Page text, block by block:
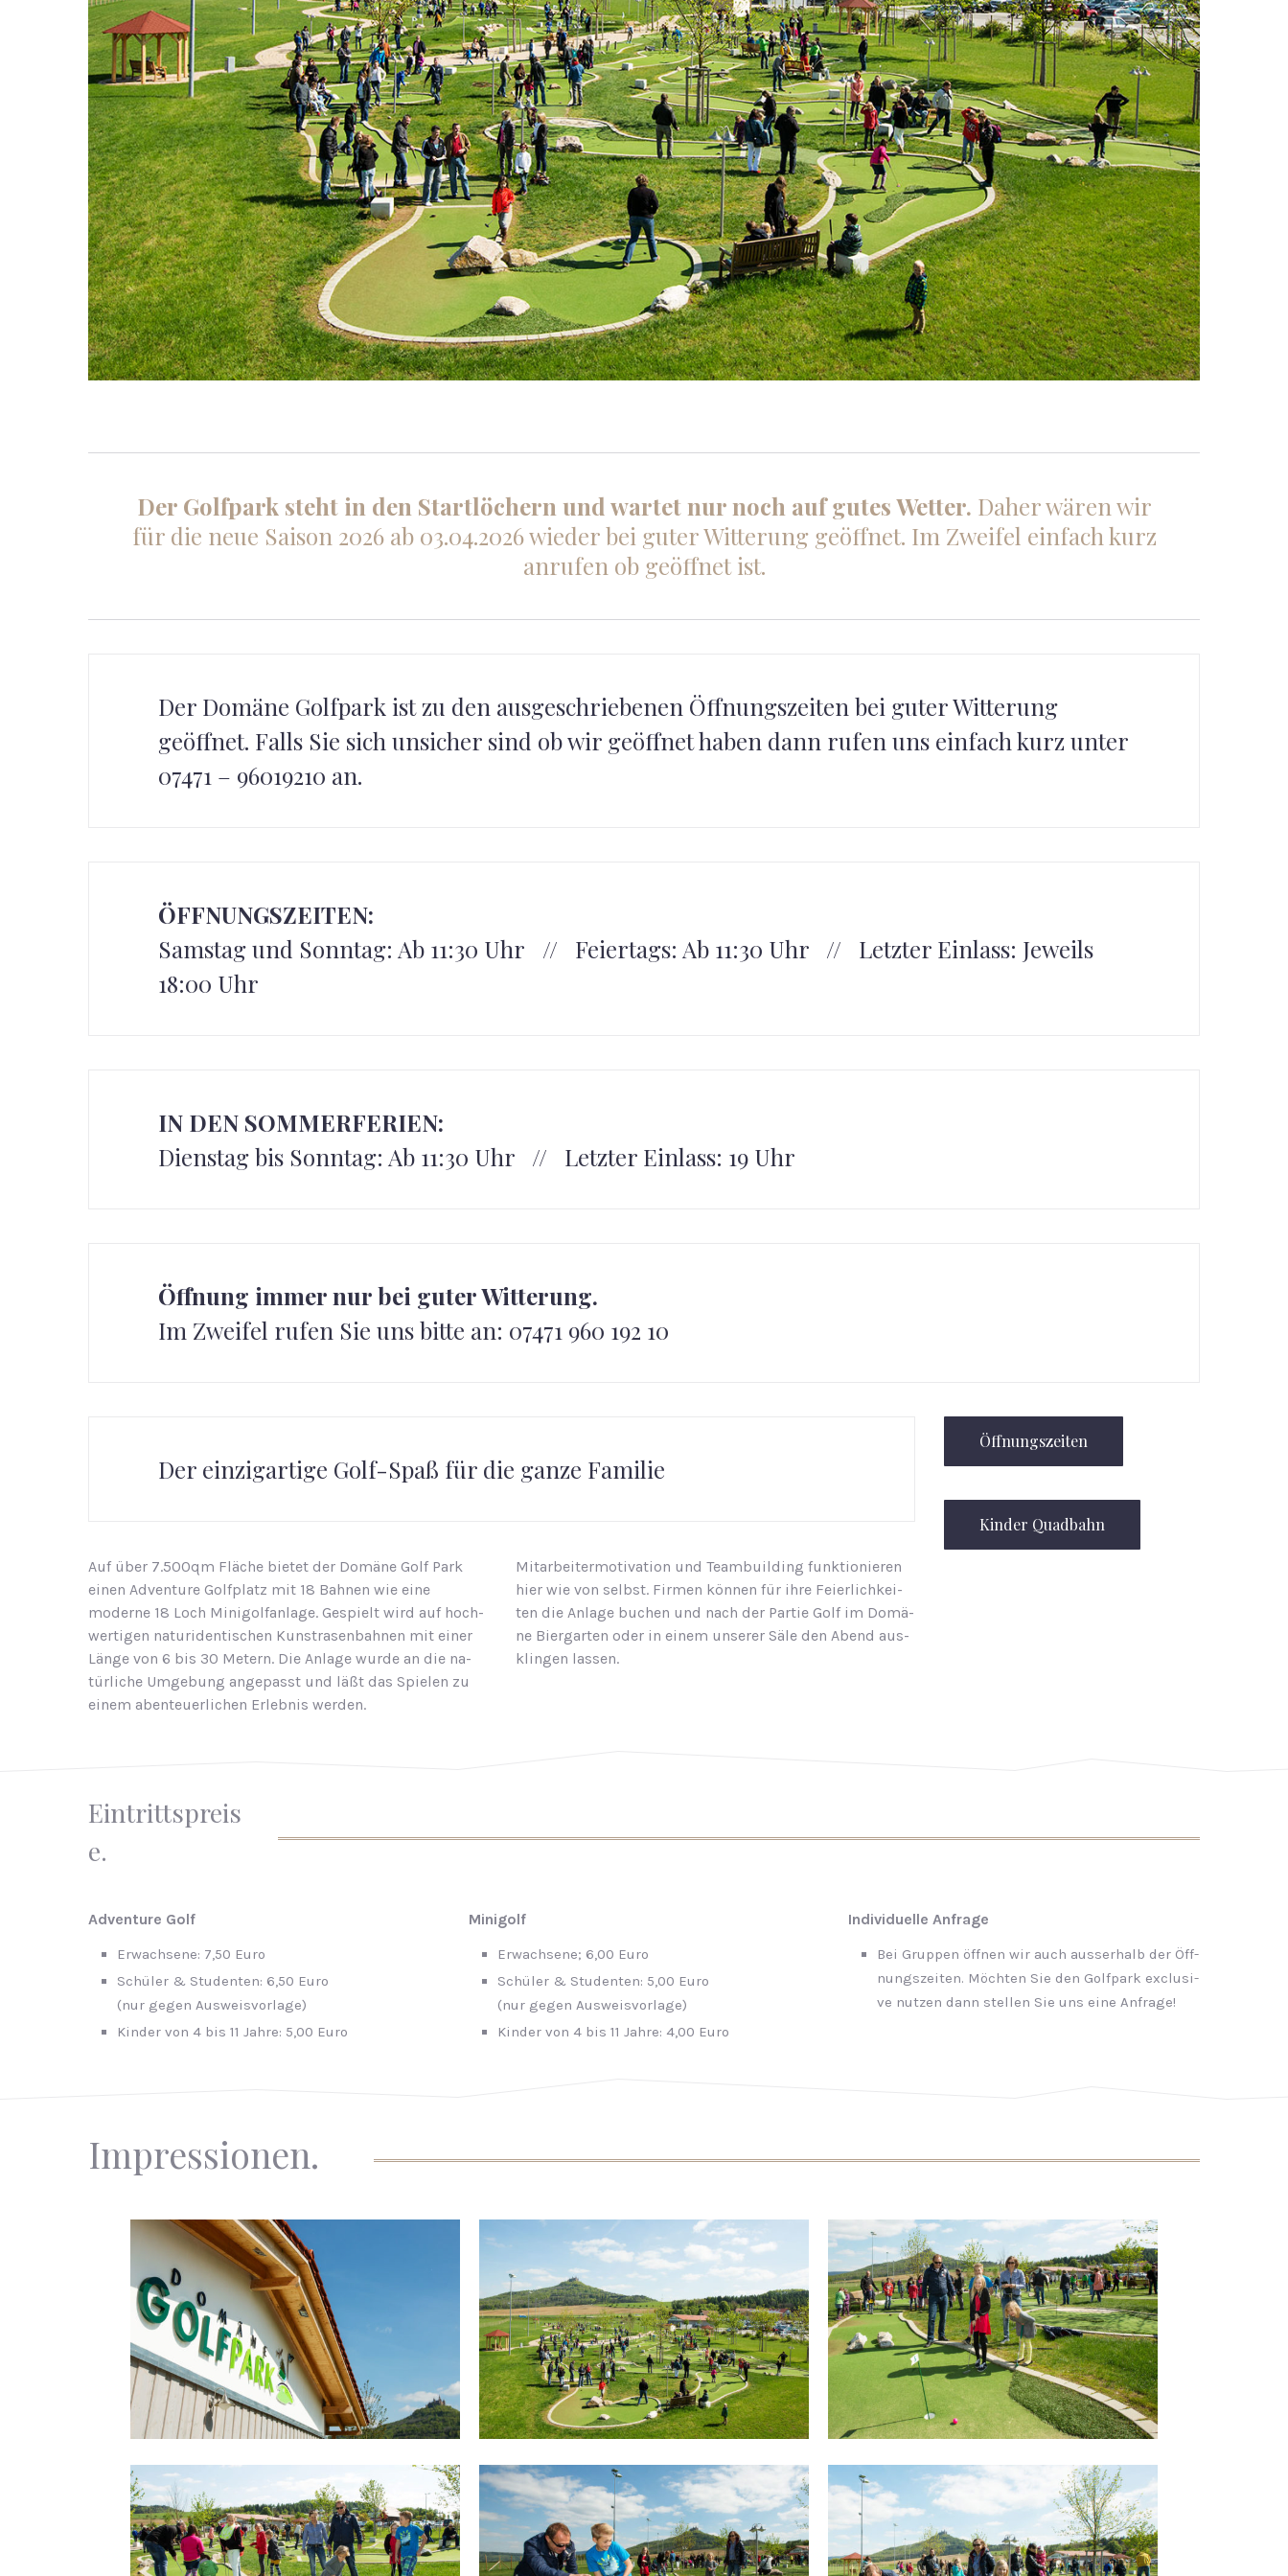
Der Golfpark steht in den Startlöchern und wartet nur noch auf gutes Wetter. Daher wären wir
für die neue Saison 2026 ab 03.04.2026 wieder bei guter Witterung geöffnet. Im Zweifel einfach kurz
anrufen ob geöffnet ist.
Der Domäne Golfpark ist zu den ausgeschriebenen Öffnungszeiten bei guter Witterung
geöffnet. Falls Sie sich unsicher sind ob wir geöffnet haben dann rufen uns einfach kurz unter
07471 – 96019210 an.
ÖFFNUNGSZEITEN:
Samstag und Sonntag: Ab 11:30 Uhr // Feiertags: Ab 11:30 Uhr // Letzter Einlass: Jeweils
18:00 Uhr
IN DEN SOMMERFERIEN:
Dienstag bis Sonntag: Ab 11:30 Uhr // Letzter Einlass: 19 Uhr
Öffnung immer nur bei guter Witterung.
Im Zweifel rufen Sie uns bitte an: 07471 960 192 10
Der ein­zig­ar­ti­ge Golf-Spaß für die ganze Fa­mi­lie
Auf über 7.500qm Fläche bietet der Domäne Golf Park
einen Adventure Golfplatz mit 18 Bahnen wie eine
moderne 18 Loch Minigolfanlage. Ge­spielt wird auf hoch­
wer­ti­gen na­turiden­ti­schen Kunst­ra­sen­bah­nen mit einer
Länge von 6 bis 30 Me­tern. Die An­la­ge wurde an die na­
tür­li­che Um­ge­bung an­ge­passt und läßt das Spie­len zu
einem aben­teu­er­li­chen Er­leb­nis wer­den.
Mit­ar­bei­ter­mo­ti­va­ti­on und Team­buil­ding funk­tio­nie­ren
hier wie von selbst. Fir­men kön­nen für ihre Fei­er­lich­kei­
ten die An­la­ge bu­chen und nach der Par­tie Golf im Do­mä­
ne Bier­gar­ten oder in einem un­se­rer Säle den Abend aus­
klin­gen las­sen.
Öffnungszeiten
Kinder Quadbahn
Eintrittspreis
e.
Ad­ven­ture Golf
Er­wach­se­ne: 7,50 Euro
Schü­ler & Stu­den­ten: 6,50 Euro
(nur gegen Aus­weis­vor­la­ge)
Kin­der von 4 bis 11 Jahre: 5,00 Euro
Mi­ni­golf
Er­wach­se­ne; 6,00 Euro
Schü­ler & Stu­den­ten: 5,00 Euro
(nur gegen Aus­weis­vor­la­ge)
Kin­der von 4 bis 11 Jahre: 4,00 Euro
Individuelle Anfrage
Bei Grup­pen öff­nen wir auch aus­ser­halb der Öff­
nungs­zei­ten. Möch­ten Sie den Golf­park ex­clu­si­
ve nut­zen dann stel­len Sie uns eine An­fra­ge!
Impressionen.